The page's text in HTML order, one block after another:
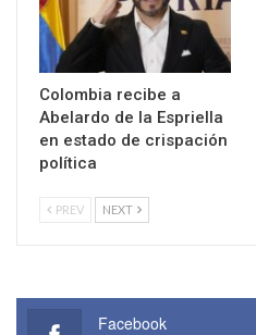
Colombia recibe a
Abelardo de la Espriella
en estado de crispación
política
PREV NEXT
Facebook